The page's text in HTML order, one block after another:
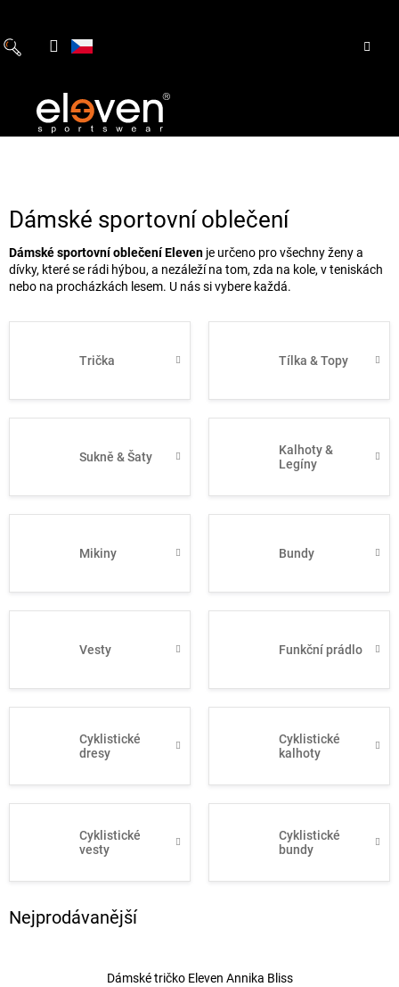
obsah
Dámské sportovní oblečení
Dámské sportovní oblečení Eleven je určeno pro všechny ženy a
dívky, které se rádi hýbou, a nezáleží na tom, zda na kole, v teniskách
nebo na procházkách lesem. U nás si vybere každá.
Trička Tílka & Topy
Sukně & Šaty
Kalhoty &
Legíny
Mikiny Bundy
Vesty Funkční prádlo
Cyklistické
dresy
Cyklistické
kalhoty
Cyklistické
vesty
Cyklistické
bundy
Nejprodávanější
Dámské tričko Eleven Annika Bliss